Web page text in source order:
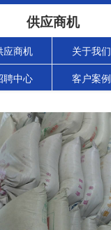
供应商机
应商机 关于我们
聘中心 客户案例